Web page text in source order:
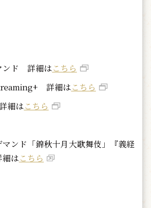
ンド 詳細はこちら
詳細はこちら
細はこちら
ンド「錦秋十月大歌舞伎」『義経
はこちら